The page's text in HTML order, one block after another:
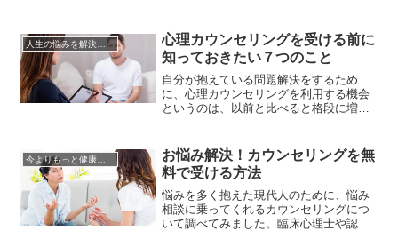
の人に迷惑が掛かってはいけないとひと
りで悩んでいるのではないでしょうか。
そんなとき、カウンセリングを受けてい
ただきたいのです。どこかへ行って...
人生の悩みを解決する方法
心理カウンセリングを受ける前に
知っておきたい７つのこと
自分が抱えている問題解決をするため
に、心理カウンセリングを利用する機会
というのは、以前と比べると格段に増え
く、心理的な背景から問題を作り出して
いる状況を客観的に知ることで、問題の
本質や隠れている要素を分かりやすくし
てくれるものですよね。実際は、心理...
今よりもっと健康になる方法
お悩み解決！カウンセリングを無
料で受ける方法
悩みを多く抱えた現代人のために、悩み
相談に乗ってくれるカウンセリングにつ
いて調べてみました。臨床心理士や認定